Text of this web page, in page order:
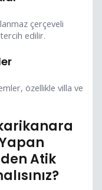
çerçeveli
edilir.
özellikle villa ve
Atik